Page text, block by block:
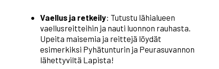
Vaellus ja retkeily: Tutustu lähialueen
vaellusreitteihin ja nauti luonnon rauhasta.
Upeita maisemia ja reittejä löydät
esimerkiksi Pyhätunturin ja Peurasuvannon
lähettyviltä Lapista!